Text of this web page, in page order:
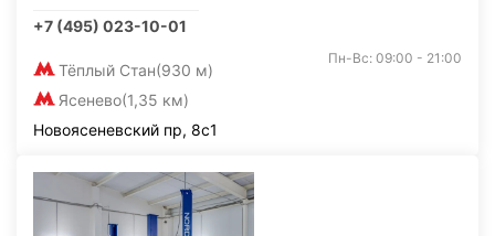
+7 (495) 023-10-01
Тёплый Стан(930 м)
Ясенево(1,35 км)
Пн-Вс: 09:00 - 21:00
Новоясеневский пр, 8с1